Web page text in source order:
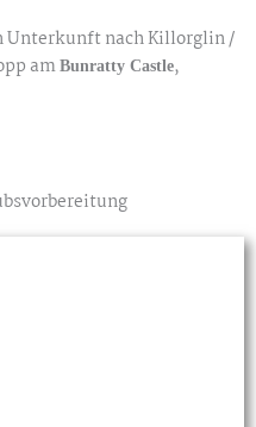
Unterkunft nach Killorglin /
am Bunratty Castle,